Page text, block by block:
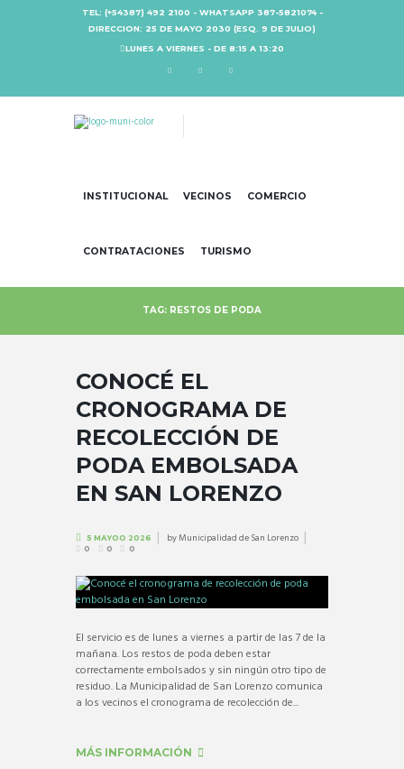
TEL: (+54387) 492 2100 - WHATSAPP 387-5821074 -
DIRECCION: 25 DE MAYO 2030 (ESQ. 9 DE JULIO)
LUNES A VIERNES - DE 8:15 A 13:20
INSTITUCIONAL VECINOS COMERCIO
CONTRATACIONES TURISMO
TAG: RESTOS DE PODA
CONOCÉ EL
CRONOGRAMA DE
RECOLECCIÓN DE
PODA EMBOLSADA
EN SAN LORENZO
5 MAYOO 2026 byMunicipalidad de San Lorenzo
0 0 0
El servicio es de lunes a viernes a partir de las 7 de la
mañana. Los restos de poda deben estar
correctamente embolsados y sin ningún otro tipo de
residuo. La Municipalidad de San Lorenzo comunica
a los vecinos el cronograma de recolección de...
MÁS INFORMACIÓN